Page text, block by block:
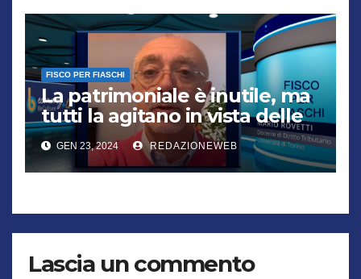
FISCO PER FIASCHI
La patrimoniale è inutile, ma
tutti la agitano in vista delle
elezioni
GEN 23, 2024 REDAZIONEWEB
Lascia un commento